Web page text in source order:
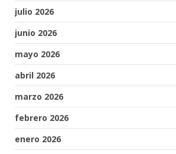
julio 2026
junio 2026
mayo 2026
abril 2026
marzo 2026
febrero 2026
enero 2026